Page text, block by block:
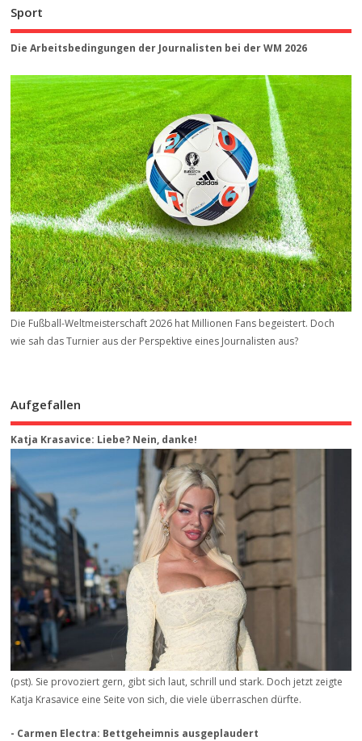
Sport
Die Arbeitsbedingungen der Journalisten bei der WM 2026
Die Fußball-Weltmeisterschaft 2026 hat Millionen Fans begeistert. Doch
wie sah das Turnier aus der Perspektive eines Journalisten aus?
Aufgefallen
Katja Krasavice: Liebe? Nein, danke!
(pst). Sie provoziert gern, gibt sich laut, schrill und stark. Doch jetzt zeigte
Katja Krasavice eine Seite von sich, die viele überraschen dürfte.
- Carmen Electra: Bettgeheimnis ausgeplaudert